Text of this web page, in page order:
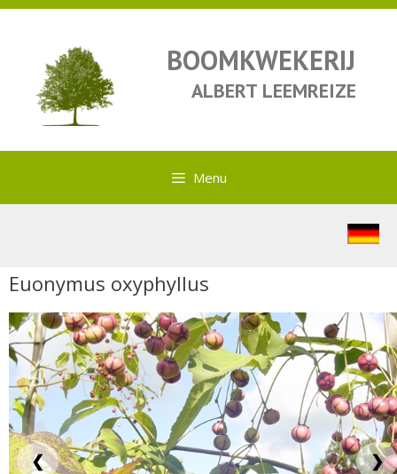
BOOMKWEKERIJ
ALBERT LEEMREIZE
Menu
Euonymus oxyphyllus
❮ ❯